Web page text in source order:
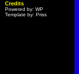
Credits
Powered by: WP
Template by: Priss